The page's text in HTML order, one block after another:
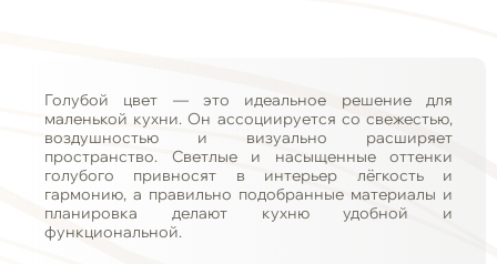
Голубой цвет — это идеальное решение для
маленькой кухни. Он ассоциируется со свежестью,
воздушностью и визуально расширяет
пространство. Светлые и насыщенные оттенки
голубого привносят в интерьер лёгкость и
гармонию, а правильно подобранные материалы и
планировка делают кухню удобной и
функциональной.